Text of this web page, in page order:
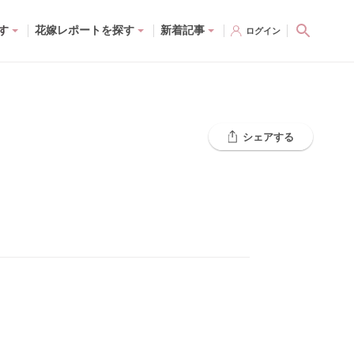
花嫁レポートを探す 新着記事 ログイン
シェアする